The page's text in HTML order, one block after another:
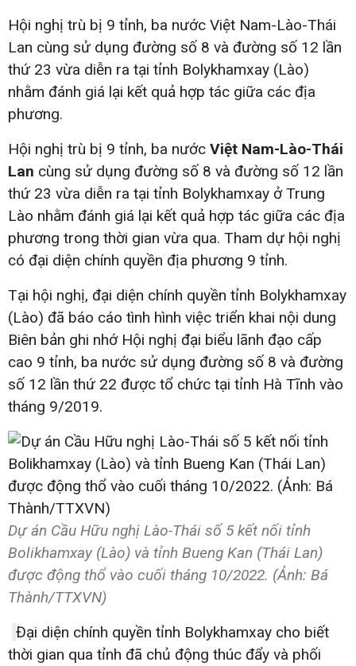
Hội nghị trù bị 9 tỉnh, ba nước Việt Nam-Lào-Thái
Lan cùng sử dụng đường số 8 và đường số 12 lần
thứ 23 vừa diễn ra tại tỉnh Bolykhamxay (Lào)
nhằm đánh giá lại kết quả hợp tác giữa các địa
phương.
Hội nghị trù bị 9 tỉnh, ba nước Việt Nam-Lào-Thái
Lan cùng sử dụng đường số 8 và đường số 12 lần
thứ 23 vừa diễn ra tại tỉnh Bolykhamxay ở Trung
Lào nhằm đánh giá lại kết quả hợp tác giữa các địa
phương trong thời gian vừa qua. Tham dự hội nghị
có đại diện chính quyền địa phương 9 tỉnh.
Tại hội nghị, đại diện chính quyền tỉnh Bolykhamxay
(Lào) đã báo cáo tình hình việc triển khai nội dung
Biên bản ghi nhớ Hội nghị đại biểu lãnh đạo cấp
cao 9 tỉnh, ba nước sử dụng đường số 8 và đường
số 12 lần thứ 22 được tổ chức tại tỉnh Hà Tĩnh vào
tháng 9/2019.
Dự án Cầu Hữu nghị Lào-Thái số 5 kết nối tỉnh
Bolikhamxay (Lào) và tỉnh Bueng Kan (Thái Lan)
được động thổ vào cuối tháng 10/2022. (Ảnh: Bá
Thành/TTXVN)
Đại diện chính quyền tỉnh Bolykhamxay cho biết
thời gian qua tỉnh đã chủ động thúc đẩy và phối